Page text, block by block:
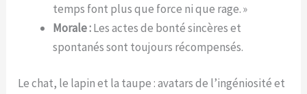
temps font plus que force ni que rage. »
Morale :Les actes de bonté sincères et
spontanés sont toujours récompensés.
Le chat, le lapin et la taupe : avatars de l’ingéniosité et